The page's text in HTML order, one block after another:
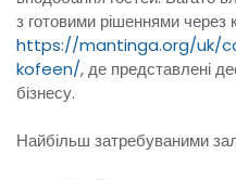
з готовими рішеннями через
https://mantinga.org/uk/
kofeen/, де представлені
бізнесу.
Найбільш затребуваними